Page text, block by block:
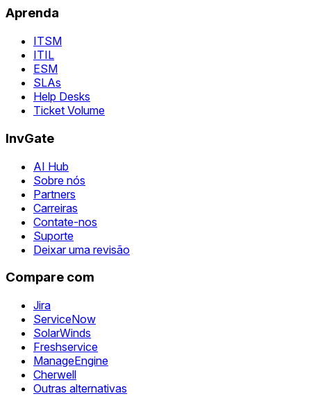
Aprenda
ITSM
ITIL
ESM
SLAs
Help Desks
Ticket Volume
InvGate
AI Hub
Sobre nós
Partners
Carreiras
Contate-nos
Suporte
Deixar uma revisão
Compare com
Jira
ServiceNow
SolarWinds
Freshservice
ManageEngine
Cherwell
Outras alternativas